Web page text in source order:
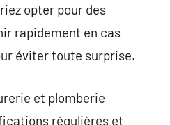
opter pour des
rapidement en cas
éviter toute surprise.
et plomberie
régulières et